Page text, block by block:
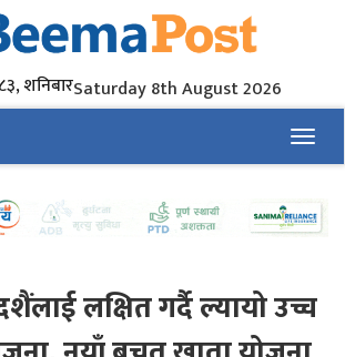
शनिबारSaturday 8th August 2026
लक्षित गर्दै ल्यायो उच्च